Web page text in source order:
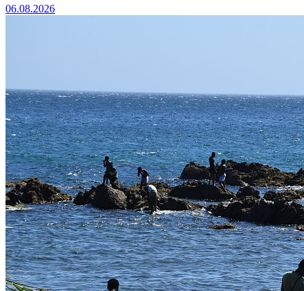
06.08.2026